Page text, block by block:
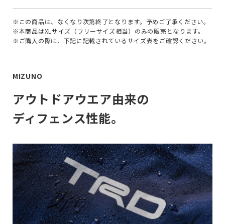
※この商品は、なくなり次第終了となります。予めご了承ください。
※本商品はXLサイズ（フリーサイズ相当）のみの販売となります。
※ご購入の際は、下記に記載されているサイズ表をご確認ください。
MIZUNO
アウトドアウエア由来の
ディフェンス性能。